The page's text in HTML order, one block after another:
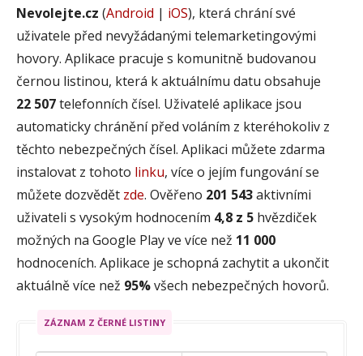
Nevolejte.cz (Android | iOS), která chrání své
uživatele před nevyžádanými telemarketingovými
hovory. Aplikace pracuje s komunitně budovanou
černou listinou, která k aktuálnímu datu obsahuje
22 507telefonních čísel. Uživatelé aplikace jsou
automaticky chránění před voláním z kteréhokoliv z
těchto nebezpečných čísel. Aplikaci můžete zdarma
instalovat z tohoto linku, více o jejím fungování se
můžete dozvědět zde. Ověřeno 201 543aktivními
uživateli s vysokým hodnocením 4,8 z 5 hvězdiček
možných na Google Play ve více než 11 000
hodnoceních. Aplikace je schopná zachytit a ukončit
aktuálně více než 95%všech nebezpečných hovorů.
ZÁZNAM Z ČERNÉ LISTINY